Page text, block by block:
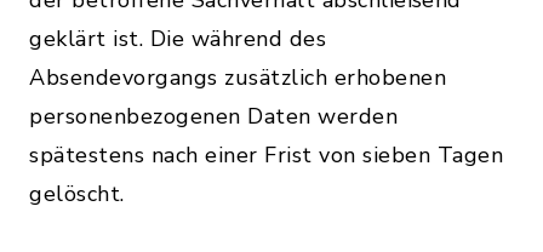
geklärt ist. Die während des
Absendevorgangs zusätzlich erhobenen
personenbezogenen Daten werden
spätestens nach einer Frist von sieben Tagen
gelöscht.